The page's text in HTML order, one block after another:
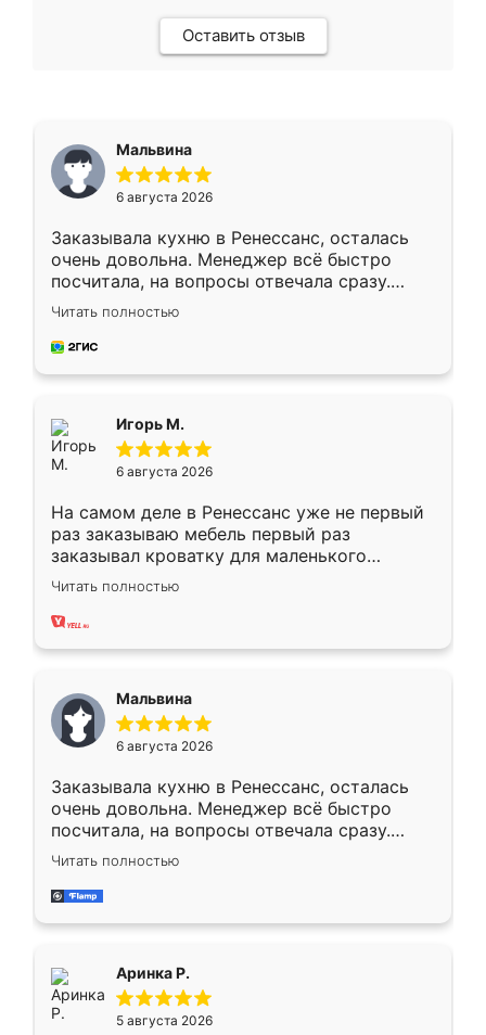
Оставить отзыв
Мальвина
6 августа 2026
Заказывала кухню в Ренессанс, осталась
очень довольна. Менеджер всё быстро
посчитала, на вопросы отвечала сразу.
Замерщик приехал в субботу, подошёл к
делу со всей ответственностью. Собрали
за день, ребята работали аккуратно, даже
Читать полностью
Игорь М.
6 августа 2026
На самом деле в Ренессанс уже не первый
раз заказываю мебель первый раз
заказывал кроватку для маленького
ребёнка при его рождении ,во второй раз
заказал шкаф-купе. По качеству очень
хорошее сборка достаточно быстрая,
меньше, здесь же он более разнообразный.
Мне нравится ,если что-то потребуется из
мебели буду заказывать только здесь.
Читать полностью
Мальвина
6 августа 2026
Заказывала кухню в Ренессанс, осталась
очень довольна. Менеджер всё быстро
посчитала, на вопросы отвечала сразу.
Замерщик приехал в субботу, подошёл к
делу со всей ответственностью. Собрали
за день, ребята работали аккуратно, даже
Читать полностью
Аринка Р.
5 августа 2026